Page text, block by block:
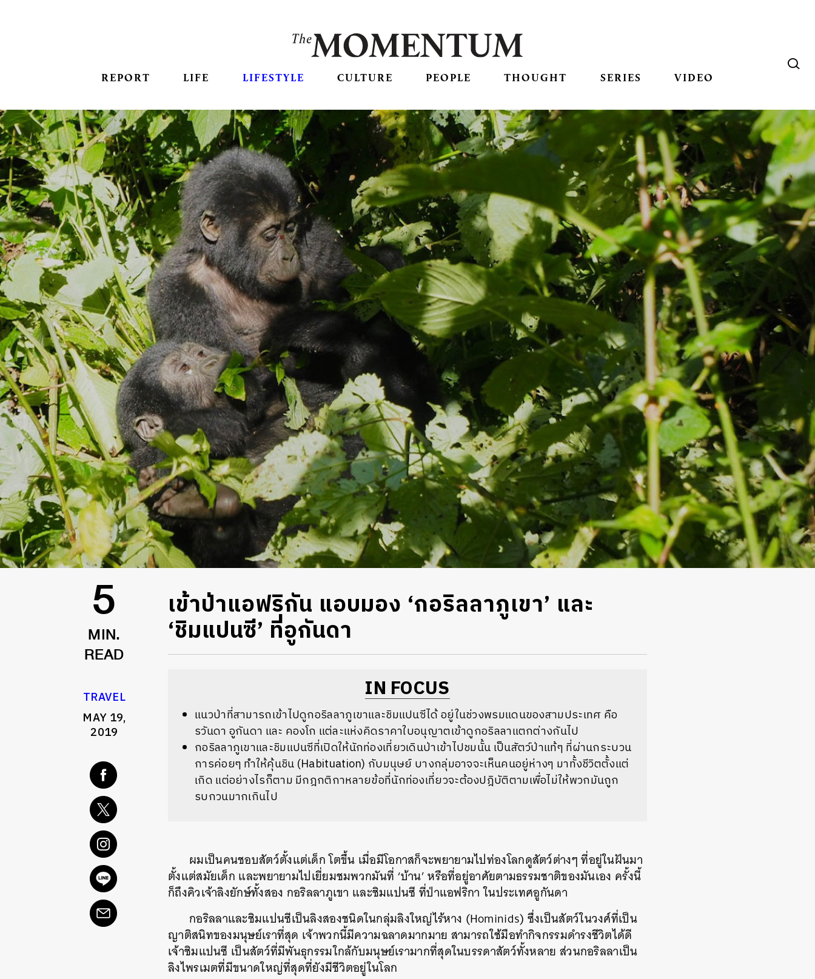
REPORT LIFE LIFESTYLE CULTURE PEOPLE THOUGHT SERIES VIDEO
5
MIN.
READ
TRAVEL
MAY 19,
2019
เข้าป่าแอฟริกัน แอบมอง ‘กอริลลาภูเขา’ และ
‘ชิมแปนซี’ ที่อูกันดา
IN FOCUS
แนวป่าที่สามารถเข้าไปดูกอริลลาภูเขาและชิมแปนซีได้ อยู่ในช่วงพรมแดนของสามประเทศ คือ
รวันดา อูกันดา และ คองโก แต่ละแห่งคิดราคาใบอนุญาตเข้าดูกอริลลาแตกต่างกันไป
กอริลลาภูเขาและชิมแปนซีที่เปิดให้นักท่องเที่ยวเดินป่าเข้าไปชมนั้น เป็นสัตว์ป่าแท้ๆ ที่ผ่านกระบวน
การค่อยๆ ทำให้คุ้นชิน (Habituation) กับมนุษย์ บางกลุ่มอาจจะเห็นคนอยู่ห่างๆ มาทั้งชีวิตตั้งแต่
เกิด แต่อย่างไรก็ตาม มีกฎกติกาหลายข้อที่นักท่องเที่ยวจะต้องปฎิบัติตามเพื่อไม่ให้พวกมันถูก
รบกวนมากเกินไป
ผมเป็นคนชอบสัตว์ตั้งแต่เด็ก โตขึ้น เมื่อมีโอกาสก็จะพยายามไปท่องโลกดูสัตว์ต่างๆ ที่อยู่ในฝันมา
ตั้งแต่สมัยเด็ก และพยายามไปเยี่ยมชมพวกมันที่ ‘บ้าน’ หรือที่อยู่อาศัยตามธรรมชาติของมันเอง ครั้งนี้
ก็ถึงคิวเจ้าลิงยักษ์ทั้งสอง กอริลลาภูเขา และชิมแปนซี ที่ป่าแอฟริกา ในประเทศอูกันดา
กอริลลาและชิมแปนซีเป็นลิงสองชนิดในกลุ่มลิงใหญ่ไร้หาง (Hominids) ซึ่งเป็นสัตว์ในวงศ์ที่เป็น
ญาติสนิทของมนุษย์เราที่สุด เจ้าพวกนี้มีความฉลาดมากมาย สามารถใช้มือทำกิจกรรมดำรงชีวิตได้ดี
เจ้าชิมแปนซี เป็นสัตว์ที่มีพันธุกรรมใกล้กับมนุษย์เรามากที่สุดในบรรดาสัตว์ทั้งหลาย ส่วนกอริลลาเป็น
ลิงไพรเมตที่มีขนาดใหญ่ที่สุดที่ยังมีชีวิตอยู่ในโลก